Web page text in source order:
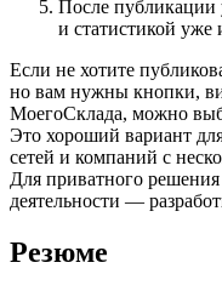
После публикации
и статистикой уже
Если не хотите
но вам нужны кнопки,
МоегоСклада, можно
Это хороший вариант
сетей и компаний с
Для приватного
деятельности —
Резюме